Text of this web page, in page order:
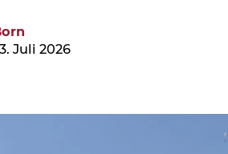
Juli 2026